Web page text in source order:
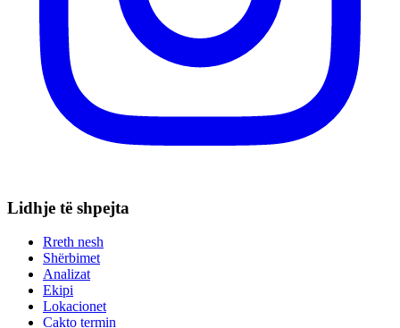
Lidhje të shpejta
Rreth nesh
Shërbimet
Analizat
Ekipi
Lokacionet
Cakto termin